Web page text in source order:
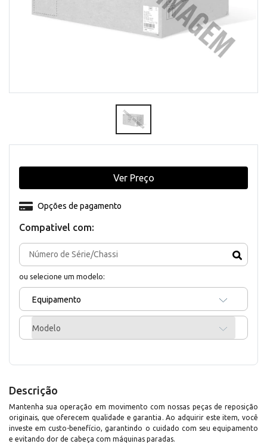
Compativel com:
ou selecione um modelo:
Equipamento
Modelo
Opções de pagamento
Ver Preço
Descrição
Mantenha sua operação em movimento com nossas peças de reposição
originais, que oferecem qualidade e garantia. Ao adquirir este item, você
investe em custo-benefício, garantindo o cuidado com seu equipamento
e evitando dor de cabeça com máquinas paradas.